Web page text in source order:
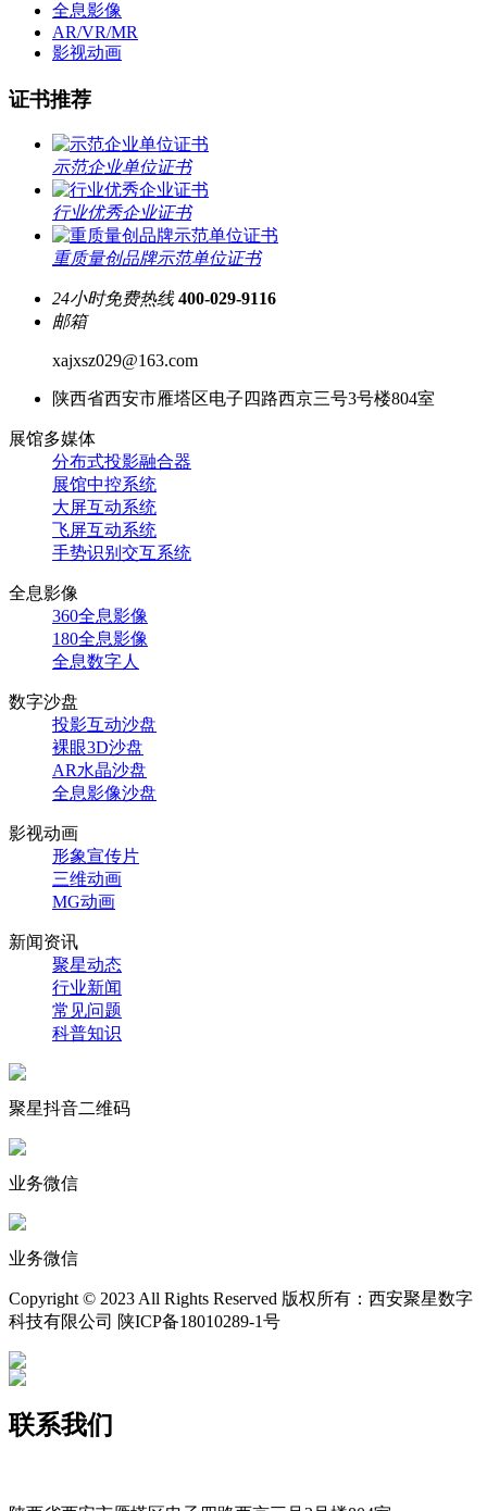
全息影像
AR/VR/MR
影视动画
证书推荐
示范企业单位证书
行业优秀企业证书
重质量创品牌示范单位证书
24小时免费热线 400-029-9116
邮箱
xajxsz029@163.com
陕西省西安市雁塔区电子四路西京三号3号楼804室
展馆多媒体
分布式投影融合器
展馆中控系统
大屏互动系统
飞屏互动系统
手势识别交互系统
全息影像
360全息影像
180全息影像
全息数字人
数字沙盘
投影互动沙盘
裸眼3D沙盘
AR水晶沙盘
全息影像沙盘
影视动画
形象宣传片
三维动画
MG动画
新闻资讯
聚星动态
行业新闻
常见问题
科普知识
聚星抖音二维码
业务微信
业务微信
Copyright © 2023 All Rights Reserved 版权所有：西安聚星数字
科技有限公司 陕ICP备18010289-1号
联系我们